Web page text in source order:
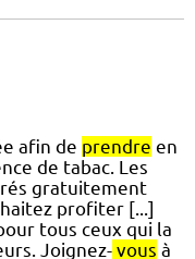
afin de prendre en
de tabac. Les
gratuitement
profiter [...]
tous ceux qui la
Joignez- vous à